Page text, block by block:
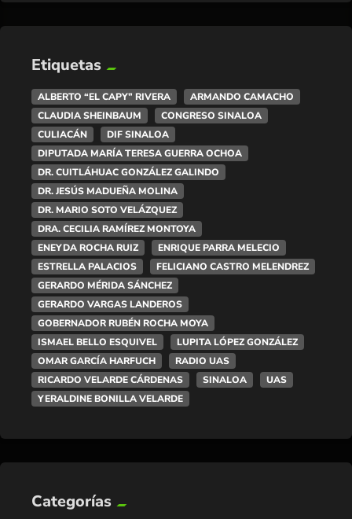
Etiquetas
ALBERTO “EL CAPY” RIVERA
ARMANDO CAMACHO
CLAUDIA SHEINBAUM
CONGRESO SINALOA
CULIACÁN
DIF SINALOA
DIPUTADA MARÍA TERESA GUERRA OCHOA
DR. CUITLÁHUAC GONZÁLEZ GALINDO
DR. JESÚS MADUEÑA MOLINA
DR. MARIO SOTO VELÁZQUEZ
DRA. CECILIA RAMÍREZ MONTOYA
ENEYDA ROCHA RUIZ
ENRIQUE PARRA MELECIO
ESTRELLA PALACIOS
FELICIANO CASTRO MELENDREZ
GERARDO MÉRIDA SÁNCHEZ
GERARDO VARGAS LANDEROS
GOBERNADOR RUBÉN ROCHA MOYA
ISMAEL BELLO ESQUIVEL
LUPITA LÓPEZ GONZÁLEZ
OMAR GARCÍA HARFUCH
RADIO UAS
RICARDO VELARDE CÁRDENAS
SINALOA
UAS
YERALDINE BONILLA VELARDE
Categorías